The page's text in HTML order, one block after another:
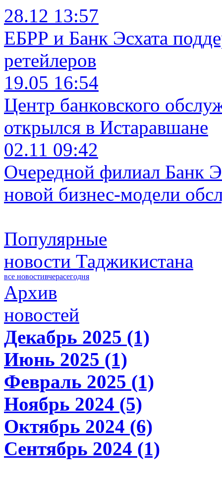
28.12 13:57
ЕБРР и Банк Эсхата
ретейлеров
19.05 16:54
Центр банковского
открылся в Истаравшане
02.11 09:42
Очередной филиал Банк
новой бизнес-модели
Популярные
новости Таджикистана
все новостивчерасегодня
Архив
новостей
Декабрь 2025 (1)
Июнь 2025 (1)
Февраль 2025 (1)
Ноябрь 2024 (5)
Октябрь 2024 (6)
Сентябрь 2024 (1)